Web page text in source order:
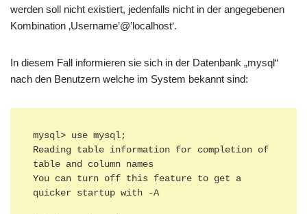
werden soll nicht existiert, jedenfalls nicht in der angegebenen
Kombination ‚Username’@’localhost‘.
In diesem Fall informieren sie sich in der Datenbank „mysql“
nach den Benutzern welche im System bekannt sind:
mysql> use mysql;
Reading table information for completion of
table and column names
You can turn off this feature to get a
quicker startup with -A